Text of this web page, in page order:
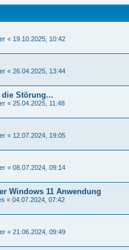
« 19.10.2025, 10:42
« 26.04.2025, 13:44
Störung...
« 25.04.2025, 11:48
« 12.07.2024, 19:05
« 08.07.2024, 09:14
Windows 11 Anwendung
« 04.07.2024, 07:42
« 21.06.2024, 09:49